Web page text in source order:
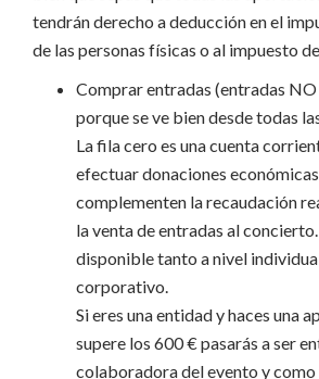
tendrán derecho a deducción en el
de las personas físicas o al impuesto
Comprar entradas (entradas NO
porque se ve bien desde todas
La fila cero es una cuenta
efectuar donaciones
complementen la recaudación
la venta de entradas al
disponible tanto a nivel
corporativo.
Si eres una entidad y haces una
supere los 600 € pasarás a ser
colaboradora del evento y como